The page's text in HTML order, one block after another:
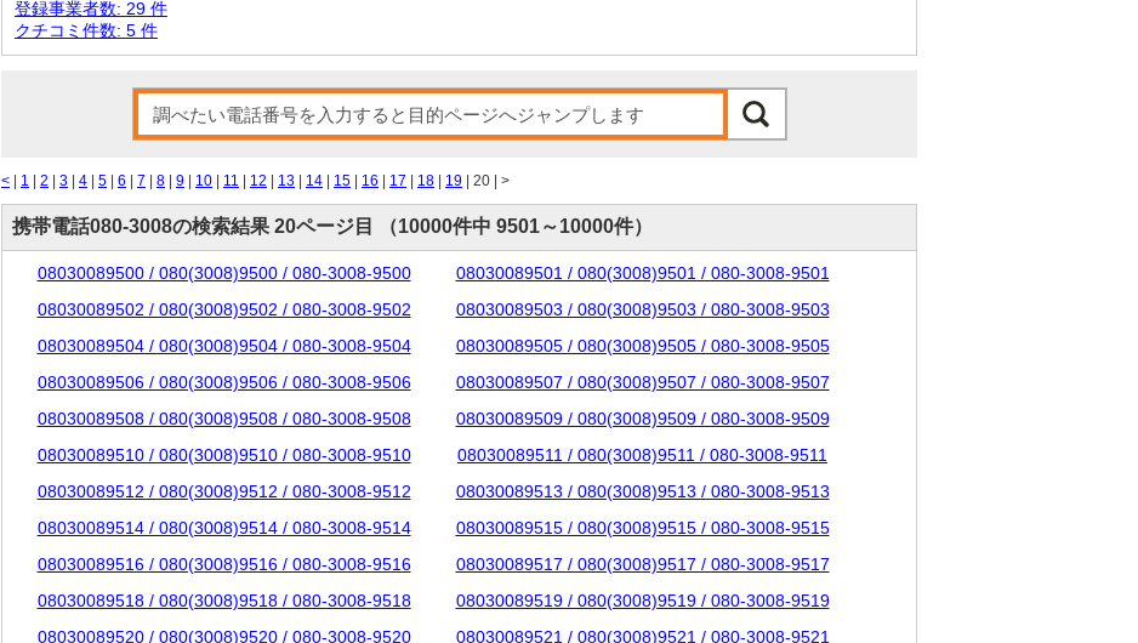
登録事業者数: 29 件
クチコミ件数: 5 件
< 1 2 3 4 5 6 7 8 9 10 11 12 13 14 15 16 17 18 19 | 20 | >
携帯電話080-3008の検索結果 20ページ目 （10000件中 9501～10000件）
08030089500 / 080(3008)9500 / 080-3008-9500
08030089501 / 080(3008)9501 / 080-3008-9501
08030089502 / 080(3008)9502 / 080-3008-9502
08030089503 / 080(3008)9503 / 080-3008-9503
08030089504 / 080(3008)9504 / 080-3008-9504
08030089505 / 080(3008)9505 / 080-3008-9505
08030089506 / 080(3008)9506 / 080-3008-9506
08030089507 / 080(3008)9507 / 080-3008-9507
08030089508 / 080(3008)9508 / 080-3008-9508
08030089509 / 080(3008)9509 / 080-3008-9509
08030089510 / 080(3008)9510 / 080-3008-9510
08030089511 / 080(3008)9511 / 080-3008-9511
08030089512 / 080(3008)9512 / 080-3008-9512
08030089513 / 080(3008)9513 / 080-3008-9513
08030089514 / 080(3008)9514 / 080-3008-9514
08030089515 / 080(3008)9515 / 080-3008-9515
08030089516 / 080(3008)9516 / 080-3008-9516
08030089517 / 080(3008)9517 / 080-3008-9517
08030089518 / 080(3008)9518 / 080-3008-9518
08030089519 / 080(3008)9519 / 080-3008-9519
08030089520 / 080(3008)9520 / 080-3008-9520
08030089521 / 080(3008)9521 / 080-3008-9521